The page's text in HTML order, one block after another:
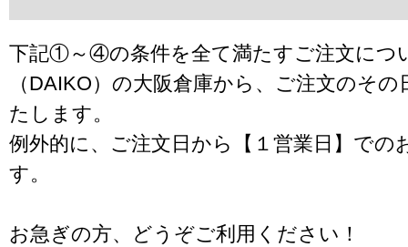
下記①～④の条件を全て満たすご注文につ
（DAIKO）の大阪倉庫から、ご注文のそ
たします。
例外的に、ご注文日から【１営業日】での
す。
お急ぎの方、どうぞご利用ください！